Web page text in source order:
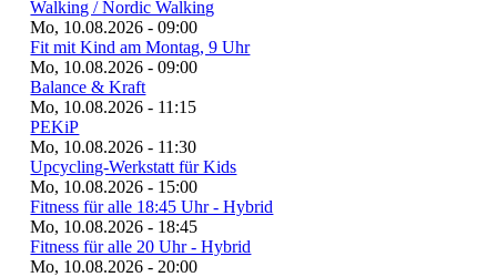
Walking / Nordic Walking
Mo, 10.08.2026 - 09:00
Fit mit Kind am Montag, 9 Uhr
Mo, 10.08.2026 - 09:00
Balance & Kraft
Mo, 10.08.2026 - 11:15
PEKiP
Mo, 10.08.2026 - 11:30
Upcycling-Werkstatt für Kids
Mo, 10.08.2026 - 15:00
Fitness für alle 18:45 Uhr - Hybrid
Mo, 10.08.2026 - 18:45
Fitness für alle 20 Uhr - Hybrid
Mo, 10.08.2026 - 20:00